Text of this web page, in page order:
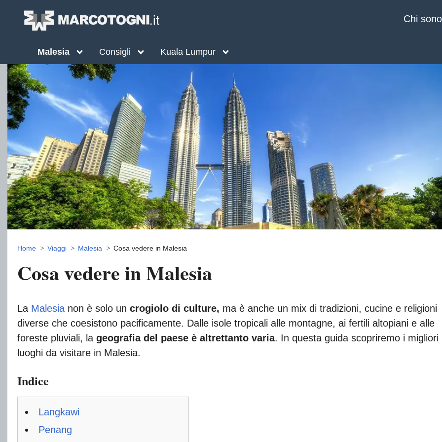
Chi
Malesia Consigli Kuala Lumpur
Home Viaggi Malesia Cosa vedere in Malesia
Cosa vedere in Malesia
La Malesia non è solo un crogiolo di culture, ma è anche un mix di tradizioni, cucine e religioni
diverse che coesistono pacificamente. Dalle isole tropicali alle montagne, ai fertili altopiani e alle
foreste pluviali, la geografia del paese è altrettanto varia. In questa guida scopriremo i migliori
luoghi da visitare in Malesia.
Indice
Langkawi
Penang